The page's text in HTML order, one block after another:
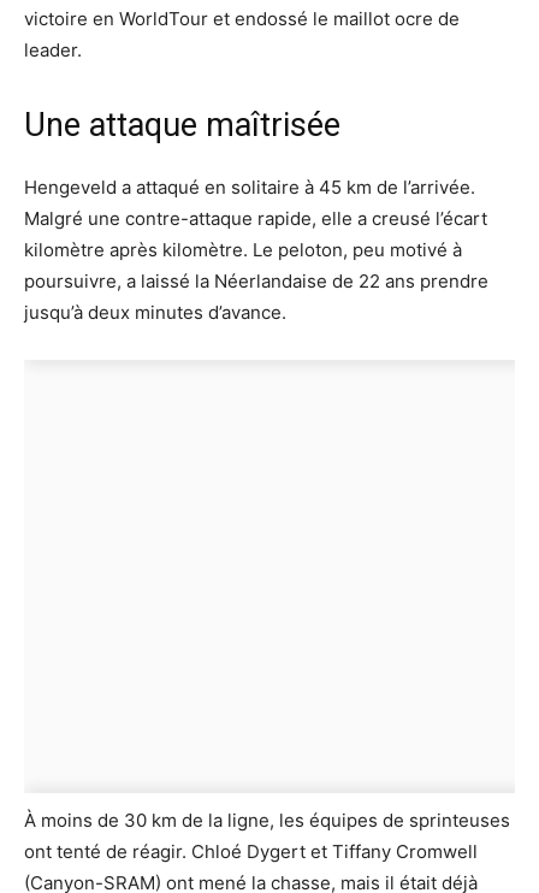
victoire en WorldTour et endossé le maillot ocre de
leader.
Une attaque maîtrisée
Hengeveld a attaqué en solitaire à 45 km de l’arrivée.
Malgré une contre-attaque rapide, elle a creusé l’écart
kilomètre après kilomètre. Le peloton, peu motivé à
poursuivre, a laissé la Néerlandaise de 22 ans prendre
jusqu’à deux minutes d’avance.
À moins de 30 km de la ligne, les équipes de sprinteuses
ont tenté de réagir. Chloé Dygert et Tiffany Cromwell
(Canyon-SRAM) ont mené la chasse, mais il était déjà